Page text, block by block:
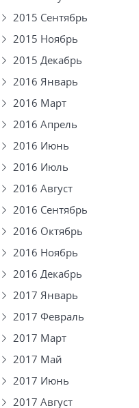
2015 Сентябрь
2015 Ноябрь
2015 Декабрь
2016 Январь
2016 Март
2016 Апрель
2016 Июнь
2016 Июль
2016 Август
2016 Сентябрь
2016 Октябрь
2016 Ноябрь
2016 Декабрь
2017 Январь
2017 Февраль
2017 Март
2017 Май
2017 Июнь
2017 Август